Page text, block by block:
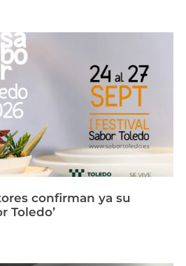
confirman ya su
Toledo’